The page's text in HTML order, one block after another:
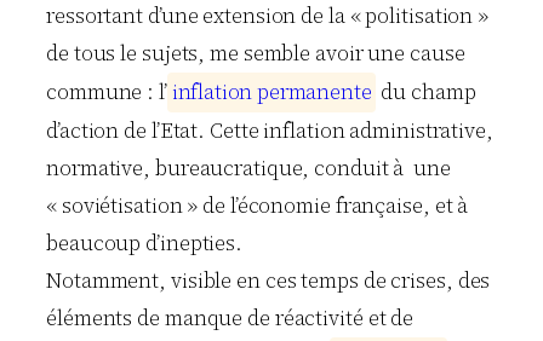
ressortant d’une extension de la « politisation »
de tous le sujets, me semble avoir une cause
commune : l’ inflationpermanente du champ
d’action de l’Etat. Cette inflation administrative,
normative, bureaucratique, conduit à une
« soviétisation » de l’économie française, et à
beaucoup d’inepties.
Notamment, visible en ces temps de crises, des
éléments de manque de réactivité et de